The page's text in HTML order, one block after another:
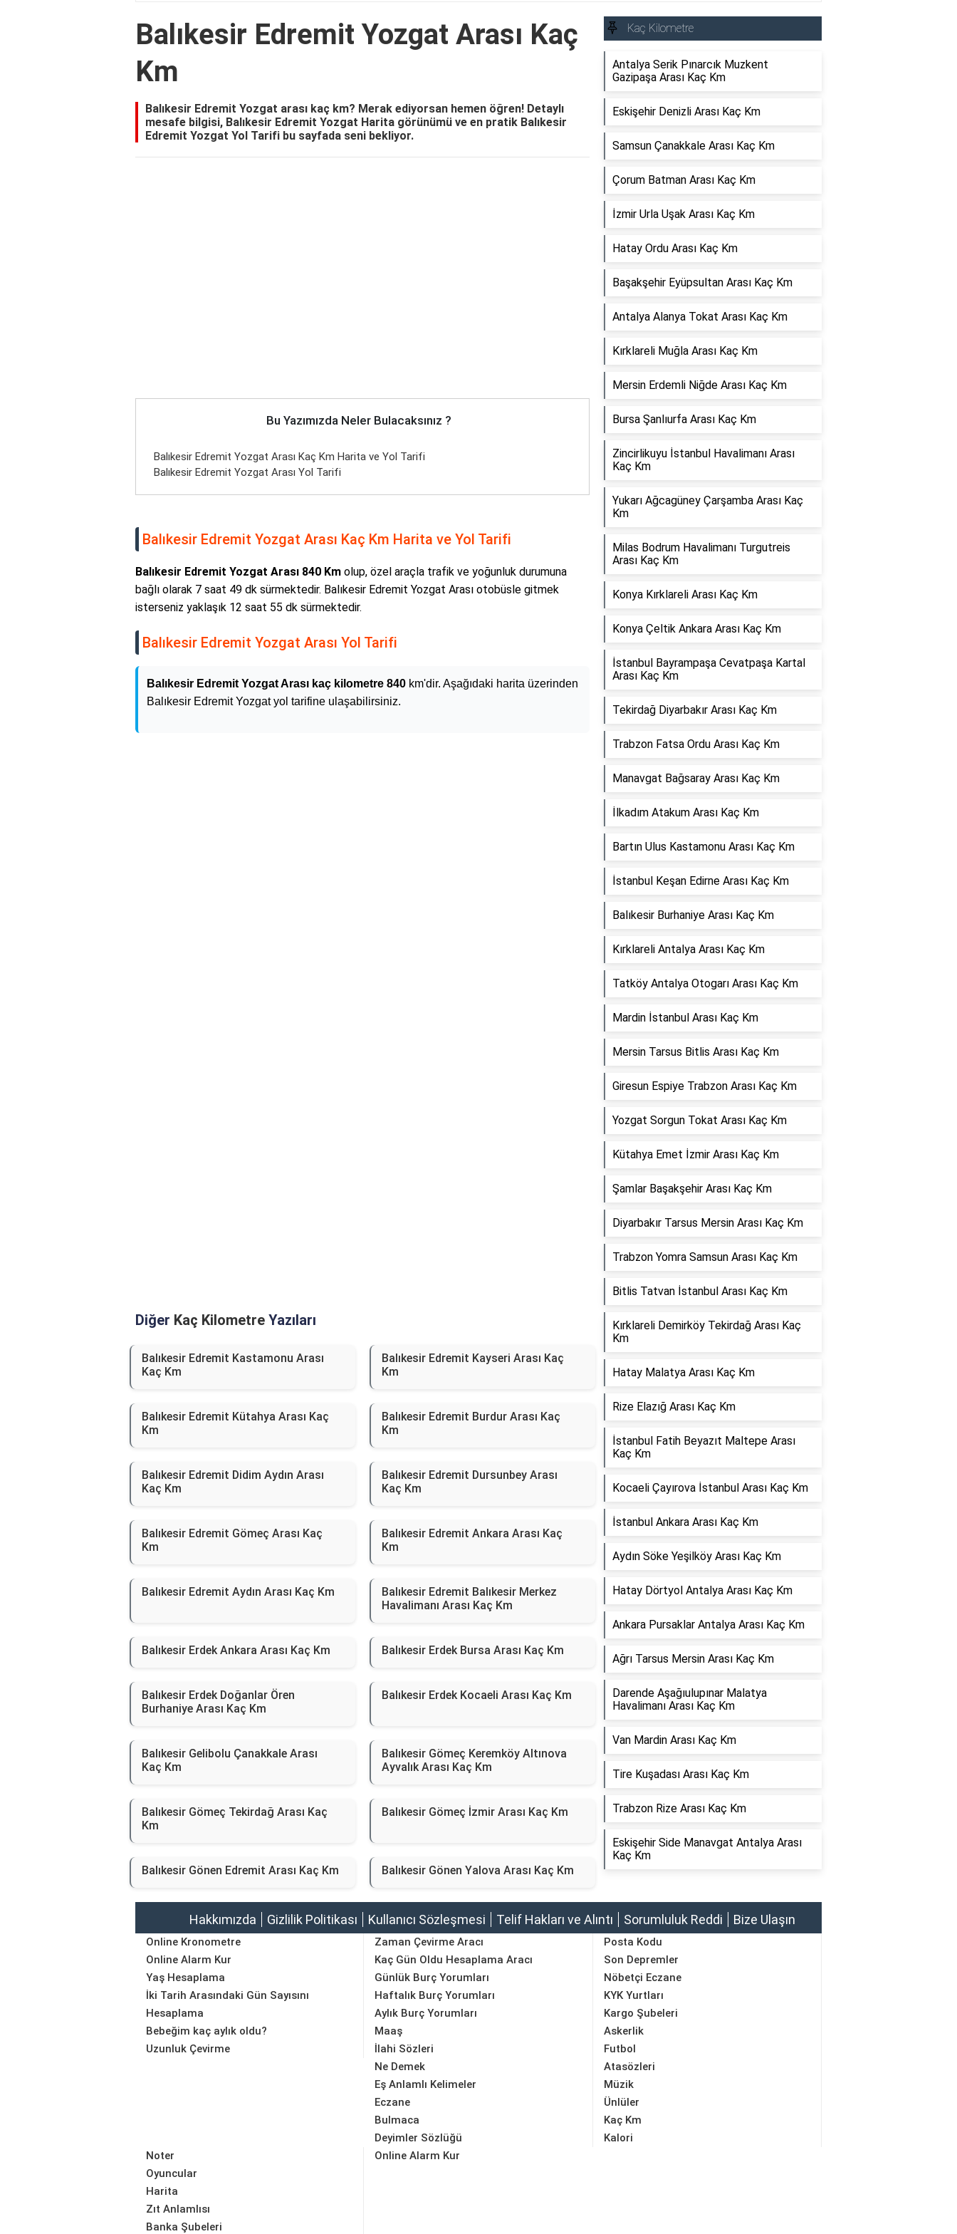
Balıkesir Edremit Yozgat Arası Kaç
Km
Balıkesir Edremit Yozgat arası kaç km? Merak ediyorsan hemen öğren! Detaylı
mesafe bilgisi, Balıkesir Edremit Yozgat Harita görünümü ve en pratik Balıkesir
Edremit Yozgat Yol Tarifi bu sayfada seni bekliyor.
Bu Yazımızda Neler Bulacaksınız ?
Balıkesir Edremit Yozgat Arası Kaç Km Harita ve Yol Tarifi
Balıkesir Edremit Yozgat Arası Yol Tarifi
Balıkesir Edremit Yozgat Arası Kaç Km Harita ve Yol Tarifi
Balıkesir Edremit Yozgat Arası 840 Km olup, özel araçla trafik ve yoğunluk durumuna
bağlı olarak 7 saat 49 dk sürmektedir. Balıkesir Edremit Yozgat Arası otobüsle gitmek
isterseniz yaklaşık 12 saat 55 dk sürmektedir.
Balıkesir Edremit Yozgat Arası Yol Tarifi
Balıkesir Edremit Yozgat Arası kaç kilometre 840 km'dir. Aşağıdaki harita üzerinden
Balıkesir Edremit Yozgat yol tarifine ulaşabilirsiniz.
Diğer Kaç Kilometre Yazıları
Balıkesir Edremit Kastamonu Arası
Kaç Km
Balıkesir Edremit Kayseri Arası Kaç
Km
Balıkesir Edremit Kütahya Arası Kaç
Km
Balıkesir Edremit Burdur Arası Kaç
Km
Balıkesir Edremit Didim Aydın Arası
Kaç Km
Balıkesir Edremit Dursunbey Arası
Kaç Km
Balıkesir Edremit Gömeç Arası Kaç
Km
Balıkesir Edremit Ankara Arası Kaç
Km
Balıkesir Edremit Aydın Arası Kaç Km
Balıkesir Edremit Balıkesir Merkez
Havalimanı Arası Kaç Km
Balıkesir Erdek Ankara Arası Kaç Km Balıkesir Erdek Bursa Arası Kaç Km
Balıkesir Erdek Doğanlar Ören
Burhaniye Arası Kaç Km
Balıkesir Erdek Kocaeli Arası Kaç Km
Balıkesir Gelibolu Çanakkale Arası
Kaç Km
Balıkesir Gömeç Keremköy Altınova
Ayvalık Arası Kaç Km
Balıkesir Gömeç Tekirdağ Arası Kaç
Km
Balıkesir Gömeç İzmir Arası Kaç Km
Balıkesir Gönen Edremit Arası Kaç Km Balıkesir Gönen Yalova Arası Kaç Km
Kaç Kilometre
Antalya Serik Pınarcık Muzkent
Gazipaşa Arası Kaç Km
Eskişehir Denizli Arası Kaç Km
Samsun Çanakkale Arası Kaç Km
Çorum Batman Arası Kaç Km
İzmir Urla Uşak Arası Kaç Km
Hatay Ordu Arası Kaç Km
Başakşehir Eyüpsultan Arası Kaç Km
Antalya Alanya Tokat Arası Kaç Km
Kırklareli Muğla Arası Kaç Km
Mersin Erdemli Niğde Arası Kaç Km
Bursa Şanlıurfa Arası Kaç Km
Zincirlikuyu İstanbul Havalimanı Arası
Kaç Km
Yukarı Ağcagüney Çarşamba Arası Kaç
Km
Milas Bodrum Havalimanı Turgutreis
Arası Kaç Km
Konya Kırklareli Arası Kaç Km
Konya Çeltik Ankara Arası Kaç Km
İstanbul Bayrampaşa Cevatpaşa Kartal
Arası Kaç Km
Tekirdağ Diyarbakır Arası Kaç Km
Trabzon Fatsa Ordu Arası Kaç Km
Manavgat Bağsaray Arası Kaç Km
İlkadım Atakum Arası Kaç Km
Bartın Ulus Kastamonu Arası Kaç Km
İstanbul Keşan Edirne Arası Kaç Km
Balıkesir Burhaniye Arası Kaç Km
Kırklareli Antalya Arası Kaç Km
Tatköy Antalya Otogarı Arası Kaç Km
Mardin İstanbul Arası Kaç Km
Mersin Tarsus Bitlis Arası Kaç Km
Giresun Espiye Trabzon Arası Kaç Km
Yozgat Sorgun Tokat Arası Kaç Km
Kütahya Emet İzmir Arası Kaç Km
Şamlar Başakşehir Arası Kaç Km
Diyarbakır Tarsus Mersin Arası Kaç Km
Trabzon Yomra Samsun Arası Kaç Km
Bitlis Tatvan İstanbul Arası Kaç Km
Kırklareli Demirköy Tekirdağ Arası Kaç
Km
Hatay Malatya Arası Kaç Km
Rize Elazığ Arası Kaç Km
İstanbul Fatih Beyazıt Maltepe Arası
Kaç Km
Kocaeli Çayırova İstanbul Arası Kaç Km
İstanbul Ankara Arası Kaç Km
Aydın Söke Yeşilköy Arası Kaç Km
Hatay Dörtyol Antalya Arası Kaç Km
Ankara Pursaklar Antalya Arası Kaç Km
Ağrı Tarsus Mersin Arası Kaç Km
Darende Aşağıulupınar Malatya
Havalimanı Arası Kaç Km
Van Mardin Arası Kaç Km
Tire Kuşadası Arası Kaç Km
Trabzon Rize Arası Kaç Km
Eskişehir Side Manavgat Antalya Arası
Kaç Km
Hakkımızda Gizlilik Politikası Kullanıcı Sözleşmesi Telif Hakları ve Alıntı Sorumluluk Reddi Bize Ulaşın
Online Kronometre
Online Alarm Kur
Yaş Hesaplama
İki Tarih Arasındaki Gün Sayısını
Hesaplama
Bebeğim kaç aylık oldu?
Uzunluk Çevirme
Zaman Çevirme Aracı
Kaç Gün Oldu Hesaplama Aracı
Günlük Burç Yorumları
Haftalık Burç Yorumları
Aylık Burç Yorumları
Maaş
Posta Kodu
Son Depremler
Nöbetçi Eczane
KYK Yurtları
Kargo Şubeleri
Askerlik
İlahi Sözleri
Ne Demek
Eş Anlamlı Kelimeler
Eczane
Bulmaca
Deyimler Sözlüğü
Futbol
Atasözleri
Müzik
Ünlüler
Kaç Km
Kalori
Noter
Oyuncular
Harita
Zıt Anlamlısı
Banka Şubeleri
Online Alarm Kur